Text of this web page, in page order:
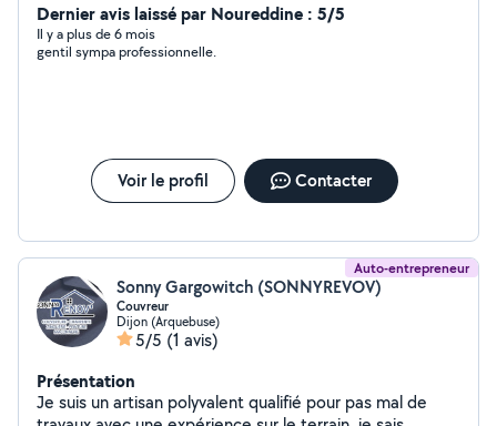
Dernier avis laissé par Noureddine : 5/5
Il y a plus de 6 mois
gentil sympa professionnelle.
Voir le profil Contacter
Auto-entrepreneur
Sonny Gargowitch (SONNYREVOV)
Couvreur
Dijon (Arquebuse)
5/5 (1 avis)
Présentation
Je suis un artisan polyvalent qualifié pour pas mal de